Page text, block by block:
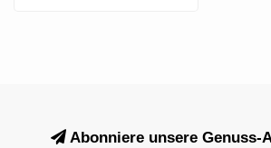
Abonniere unsere Genuss-